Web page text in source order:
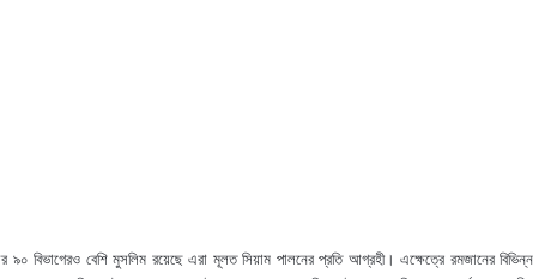
৯০ বিভাগেরও বেশি মুসলিম রয়েছে এরা মূলত সিয়াম পালনের প্রতি আগ্রহী। এক্ষেত্রে রমজানের বিভিন্ন